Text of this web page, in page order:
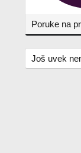
Poruke na
Još uvek